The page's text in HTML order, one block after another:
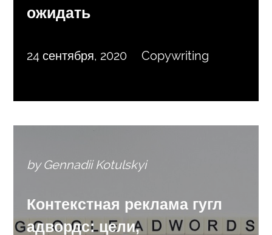
ожидать
24 сентября, 2020 Copywriting
by Gennadii Kotulskyi
Контекстная реклама гугл
адвордс: цели,